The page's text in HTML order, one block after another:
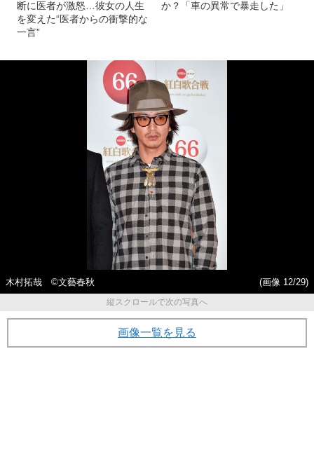
断に医者が激怒…彼女の人生
を変えた“医者からの衝撃的な
一言”
か？「車の異常で暴走した」
木村拓哉 ©文藝春秋
(画像 12/29)
縦スクロールで次の写真へ
画像一覧を見る